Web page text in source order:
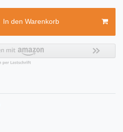
In den Warenkorb